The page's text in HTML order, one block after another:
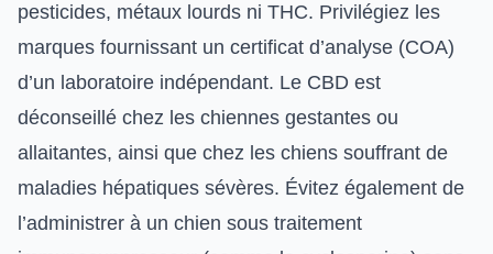
pesticides, métaux lourds ni THC. Privilégiez les
marques fournissant un certificat d’analyse (COA)
d’un laboratoire indépendant. Le CBD est
déconseillé chez les chiennes gestantes ou
allaitantes, ainsi que chez les chiens souffrant de
maladies hépatiques sévères. Évitez également de
l’administrer à un chien sous traitement